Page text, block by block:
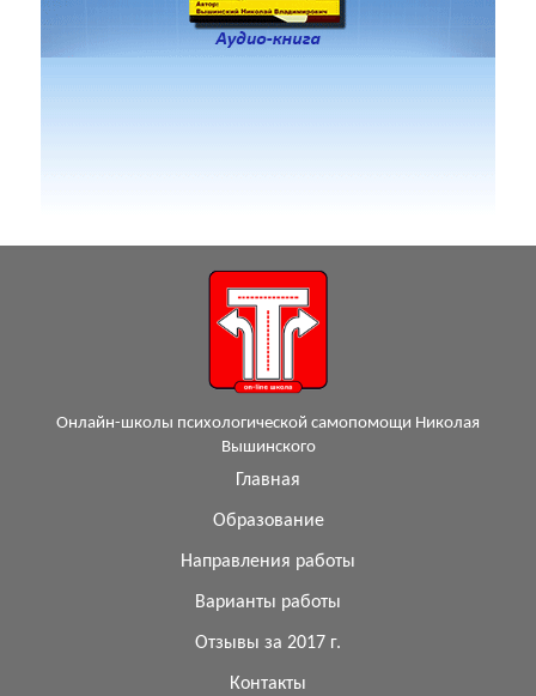
Онлайн-школы психологической самопомощи Николая
Вышинского
Главная
Образование
Направления работы
Варианты работы
Отзывы за 2017 г.
Контакты